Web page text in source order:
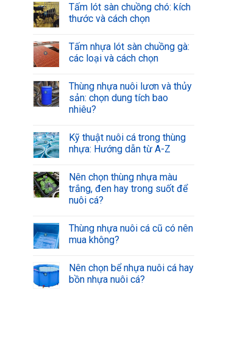
Tấm lót sàn chuồng chó: kích
thước và cách chọn
Tấm nhựa lót sàn chuồng gà:
các loại và cách chọn
Thùng nhựa nuôi lươn và thủy
sản: chọn dung tích bao
nhiêu?
Kỹ thuật nuôi cá trong thùng
nhựa: Hướng dẫn từ A-Z
Nên chọn thùng nhựa màu
trắng, đen hay trong suốt để
nuôi cá?
Thùng nhựa nuôi cá cũ có nên
mua không?
Nên chọn bể nhựa nuôi cá hay
bồn nhựa nuôi cá?